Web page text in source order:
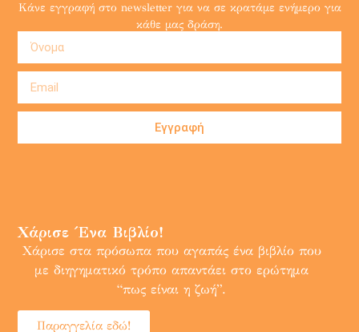
Χάρισε Ένα Βιβλίο!
Χάρισε στα πρόσωπα που αγαπάς ένα βιβλίο που
με διηγηματικό τρόπο απαντάει στο ερώτημα
“πως είναι η ζωή”.
Παραγγελία εδώ!
Κάνε εγγραφή στο newsletter για να σε κρατάμε ενήμερο για
κάθε μας δράση.
Εγγραφή